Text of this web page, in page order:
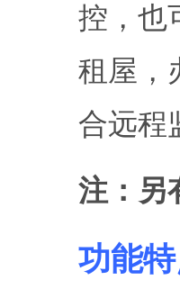
控，也
租屋，
合远程
注：另
功能